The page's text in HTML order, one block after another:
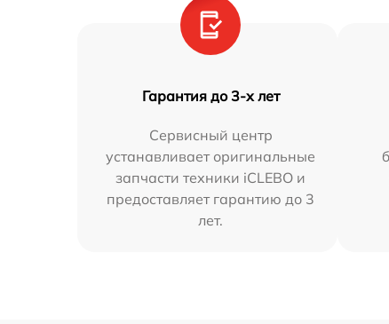
Гарантия до 3-х лет
Сервисный центр
устанавливает оригинальные
запчасти техники iCLEBO и
предоставляет гарантию до 3
лет.